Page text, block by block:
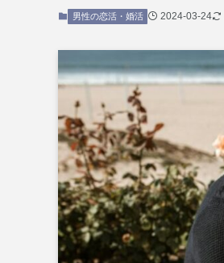
男性の恋活・婚活 2024-03-24